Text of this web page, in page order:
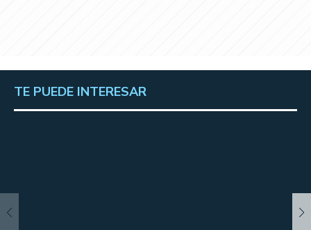
TE PUEDE INTERESAR